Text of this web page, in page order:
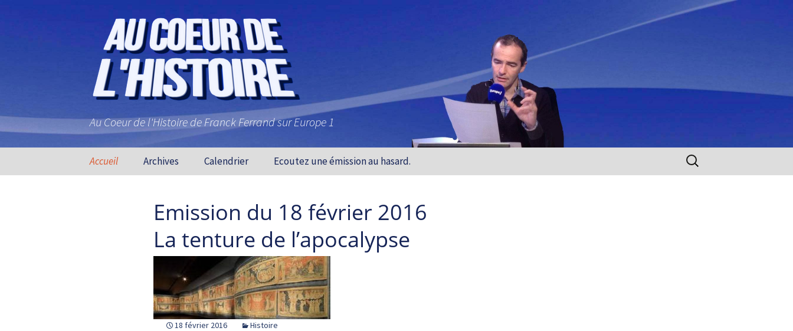
Au Coeur de l'Histoire de Franck Ferrand sur Europe 1
Aller au contenu principal
Accueil Archives Calendrier Ecoutez une émission au hasard. Rechercher :
Emission du 18 février 2016
La tenture de l’apocalypse
18 février 2016 Histoire